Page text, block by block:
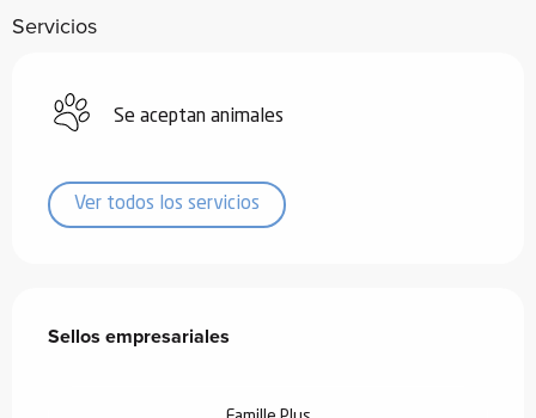
Servicios
Se aceptan animales
Ver todos los servicios
Sellos empresariales
Sellos empresariales